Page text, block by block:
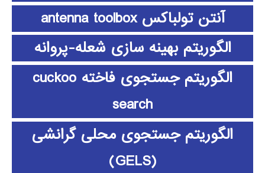
آنتن تولباکس antenna toolbox
الگوریتم بهینه سازی شعله-پروانه
الگوریتم جستجوی فاخته cuckoo
search
الگوریتم جستجوی محلی گرانشی
(GELS)